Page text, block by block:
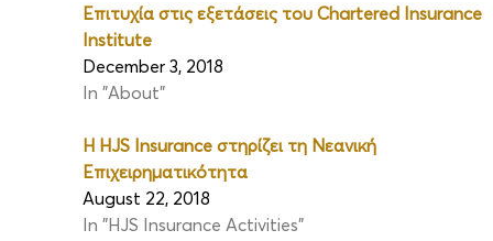
Επιτυχία στις εξετάσεις του Chartered Insurance
Institute
December 3, 2018
In "About"
Η HJS Insurance στηρίζει τη Νεανική
Επιχειρηματικότητα
August 22, 2018
In "HJS Insurance Activities"